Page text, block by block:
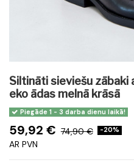
Siltināti sieviešu zābaki
eko ādas melnā krāsā
Piegāde 1 - 3 darba dienu laikā!
59,92 € 74,90 € -20%
AR PVN